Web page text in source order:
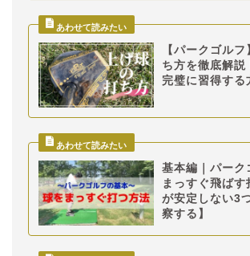
【パークゴル
ち方を徹底解説
完璧に習得する
基本編｜パーク
まっすぐ飛ばす
が安定しない3
察する】